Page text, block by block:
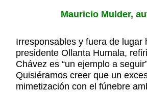
Mauricio Mulder,
Irresponsables y fuera de
presidente Ollanta Humala,
Chávez es “un ejemplo a
Quisiéramos creer que un
mimetización con el fúnebre